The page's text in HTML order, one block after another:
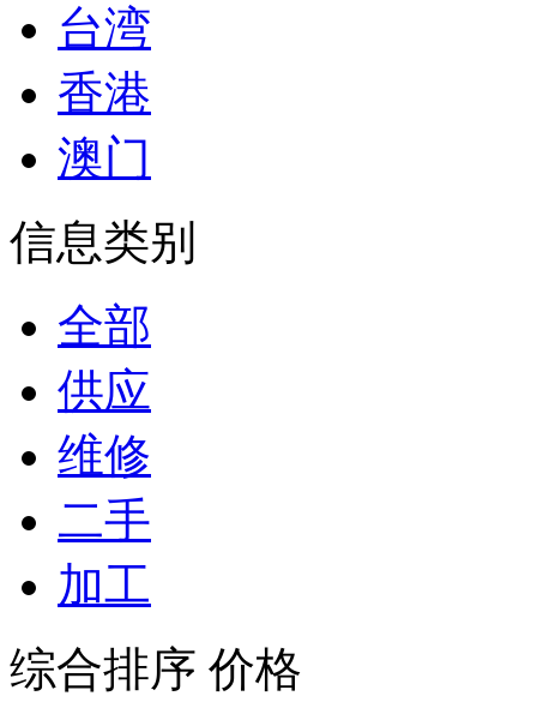
台湾
香港
澳门
信息类别
全部
供应
维修
二手
加工
综合排序 价格